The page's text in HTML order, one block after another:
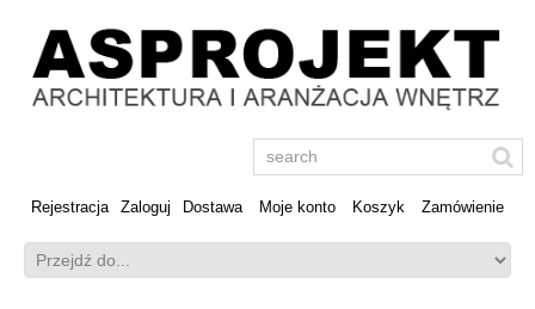
Rejestracja Zaloguj Dostawa Moje konto Koszyk Zamówienie